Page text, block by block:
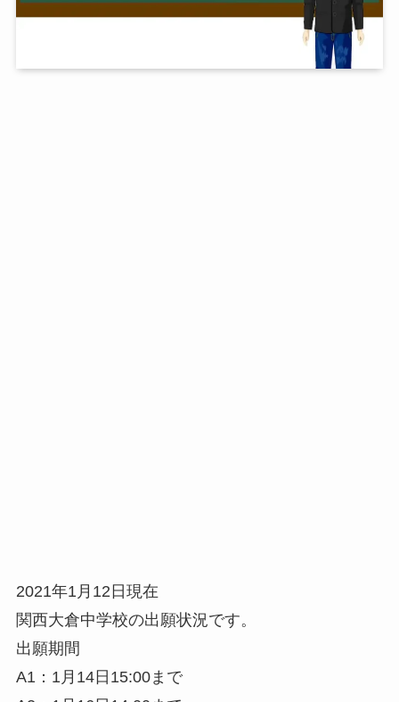
2021年1月12日現在
関西大倉中学校の出願状況です。
出願期間
A1：1月14日15:00まで